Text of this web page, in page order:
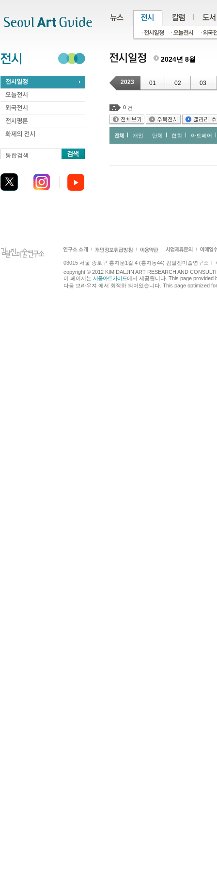
통합검색
2024년 8월
2023 01 02 03
0 건
전체 개인 단체 협회 아트페어
03015 서울 종로구 홍지문1길 4 (홍지동44) 김달진미술연구소 T
copyright © 2012 KIM DALJIN ART RESEARCH AND
이 페이지는 서울아트가이드에서 제공됩니다. This page provided
다음 브라우져 에서 최적화 되어있습니다. This page optimized